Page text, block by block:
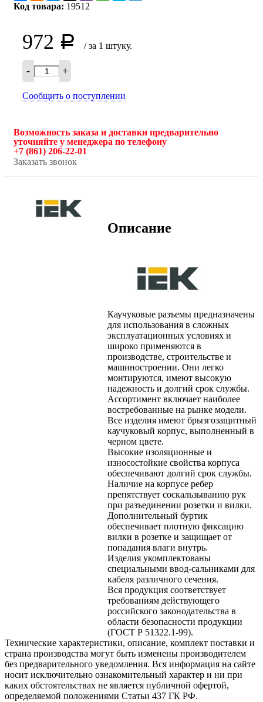
Код товара: 19512
972 Р / за 1 штуку.
- +
Сообщить о поступлении
Возможность заказа и доставки предварительно
уточняйте у менеджера по телефону
+7 (861) 206-22-01
Заказать звонок
Описание
Каучуковые разъемы предназначены
для использования в сложных
эксплуатационных условиях и
широко применяются в
производстве, строительстве и
машиностроении. Они легко
монтируются, имеют высокую
надежность и долгий срок службы.
Ассортимент включает наиболее
востребованные на рынке модели.
Все изделия имеют брызгозащитный
каучуковый корпус, выполненный в
черном цвете.
Высокие изоляционные и
износостойкие свойства корпуса
обеспечивают долгий срок службы.
Наличие на корпусе ребер
препятствует соскальзыванию рук
при разъединении розетки и вилки.
Дополнительный буртик
обеспечивает плотную фиксацию
вилки в розетке и защищает от
попадания влаги внутрь.
Изделия укомплектованы
специальными ввод-сальниками для
кабеля различного сечения.
Вся продукция соответствует
требованиям действующего
российского законодательства в
области безопасности продукции
(ГОСТ Р 51322.1-99).
Технические характеристики, описание, комплект поставки и
страна производства могут быть изменены производителем
без предварительного уведомления. Вся информация на сайте
носит исключительно ознакомительный характер и ни при
каких обстоятельствах не является публичной офертой,
определяемой положениями Статьи 437 ГК РФ.